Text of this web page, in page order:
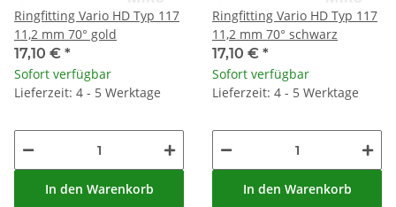
Ringfitting Vario HD Typ 117
11,2 mm 70° gold
17,10 € *
Sofort verfügbar
Lieferzeit: 4 - 5 Werktage
In den Warenkorb
Ringfitting Vario HD Typ 117
11,2 mm 70° schwarz
17,10 € *
Sofort verfügbar
Lieferzeit: 4 - 5 Werktage
In den Warenkorb